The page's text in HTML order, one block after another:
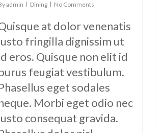
admin Dining No Comments
at dolor venenatis
fringilla dignissim ut
eros. Quisque non elit id
feugiat vestibulum.
eget sodales
Morbi eget odio nec
consequat gravida.